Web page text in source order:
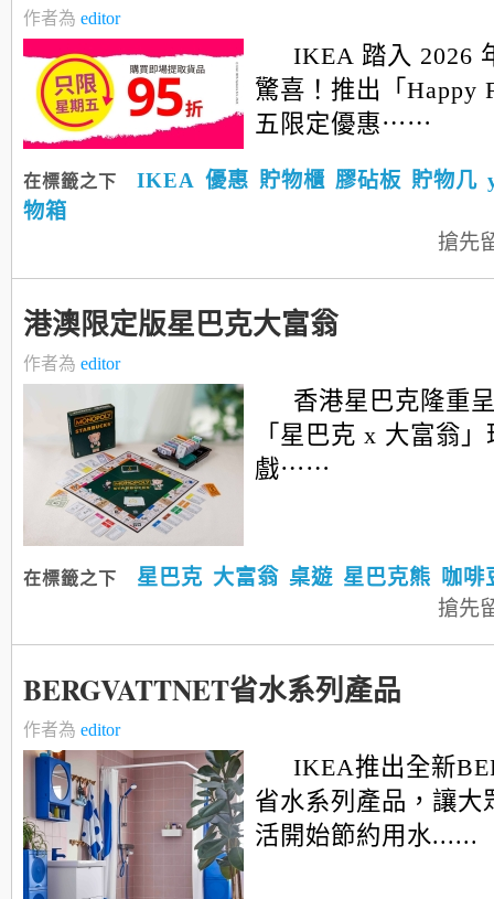
作者為 editor
IKEA 踏入 2026
驚喜！推出「Happy
五限定優惠⋯⋯
在標籤之下 IKEA 優惠 貯物櫃 膠砧板 貯物几
物箱
搶先
港澳限定版星巴克大富翁
作者為 editor
香港星巴克隆重
「星巴克 x 大富翁
戲⋯⋯
在標籤之下 星巴克 大富翁 桌遊 星巴克熊 咖啡
搶先
BERGVATTNET省水系列產品
作者為 editor
IKEA推出全新
省水系列產品，讓大
活開始節約用水......